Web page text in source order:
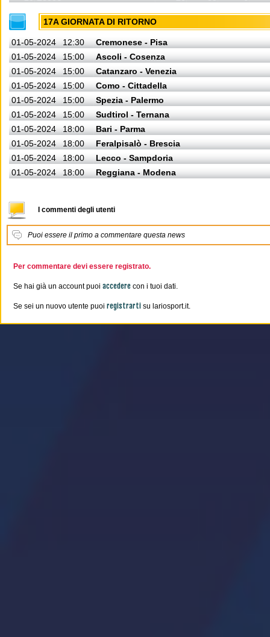
17A GIORNATA DI RITORNO
01-05-2024 12:30
Cremonese - Pisa
01-05-2024
15:00
Ascoli - Cosenza
01-05-2024
15:00
Catanzaro - Venezia
01-05-2024
15:00
Como - Cittadella
01-05-2024
15:00
Spezia - Palermo
01-05-2024
15:00
Sudtirol - Ternana
01-05-2024
18:00
Bari - Parma
01-05-2024
18:00
Feralpisalò - Brescia
01-05-2024
18:00
Lecco - Sampdoria
01-05-2024
18:00 Reggiana - Modena
I commenti degli utenti
Puoi essere il primo a commentare questa news
Per commentare devi essere registrato.
Se hai già un account puoi accedere con i tuoi dati.
Se sei un nuovo utente puoi registrarti su lariosport.it.